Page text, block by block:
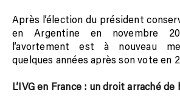
Après l’élection du président
en Argentine en novembre
l’avortement est à nouveau
quelques années après son vote en
L’IVG en France : un droit arraché